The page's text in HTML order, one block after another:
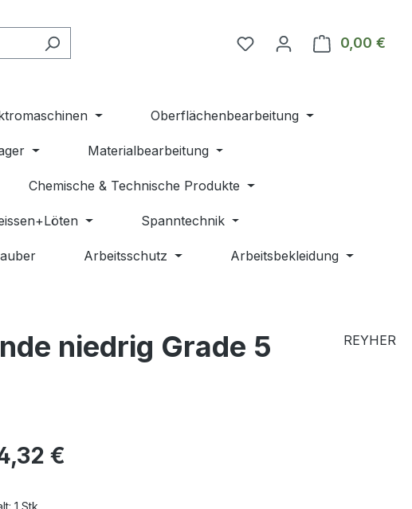
Du hast 0 Produkte auf
0,00 €
Oberflächenbearbeitung
Materialbearbeitung
Chemische & Technische Produkte
Spanntechnik
Arbeitsschutz Arbeitsbekleidung
niedrig Grade 5
REYHER
Preis:
€